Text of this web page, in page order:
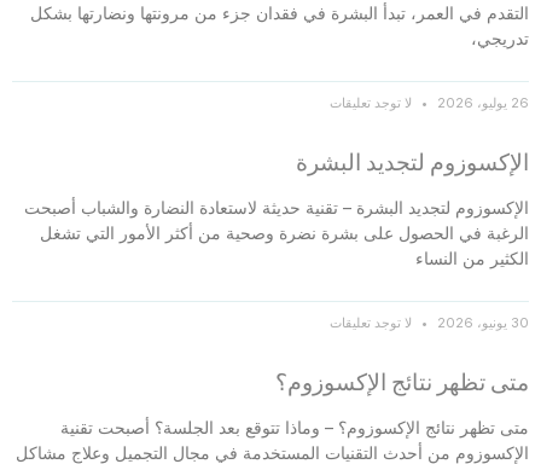
التقدم في العمر، تبدأ البشرة في فقدان جزء من مرونتها ونضارتها بشكل
تدريجي،
26 يوليو، 2026 لا توجد تعليقات
الإكسوزوم لتجديد البشرة
الإكسوزوم لتجديد البشرة – تقنية حديثة لاستعادة النضارة والشباب أصبحت
الرغبة في الحصول على بشرة نضرة وصحية من أكثر الأمور التي تشغل
الكثير من النساء
30 يونيو، 2026 لا توجد تعليقات
متى تظهر نتائج الإكسوزوم؟
متى تظهر نتائج الإكسوزوم؟ – وماذا تتوقع بعد الجلسة؟ أصبحت تقنية
الإكسوزوم من أحدث التقنيات المستخدمة في مجال التجميل وعلاج مشاكل